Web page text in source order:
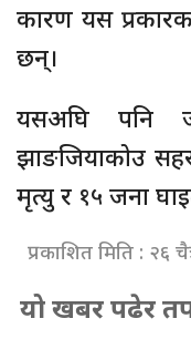
कारण यस
छन्।
यसअघि पनि
झाङजियाकोउ
मृत्यु र १५ जना
प्रकाशित मिति : २६
यो खबर पढेर